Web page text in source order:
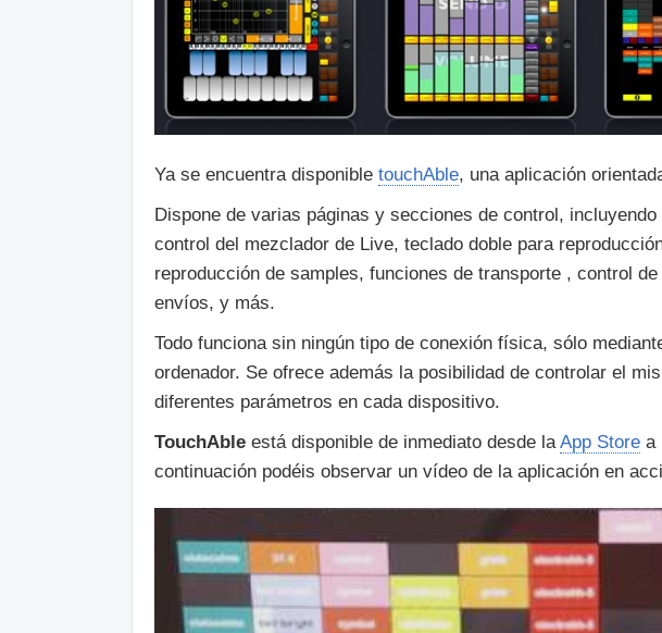
Ya se encuentra disponible touchAble, una aplicación
Dispone de varias páginas y secciones de control,
control del mezclador de Live, teclado doble para
reproducción de samples, funciones de transporte , control
envíos, y más.
Todo funciona sin ningún tipo de conexión física, sólo
ordenador. Se ofrece además la posibilidad de controlar el
diferentes parámetros en cada dispositivo.
TouchAble está disponible de inmediato desde laApp Store a
continuación podéis observar un vídeo de la aplicación en